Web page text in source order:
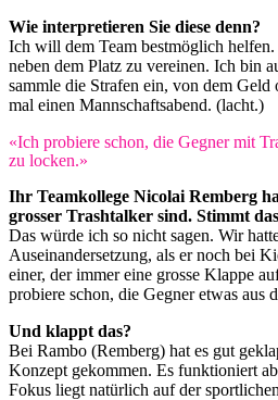
Wie interpretieren Sie diese denn?
Ich will dem Team bestmöglich
neben dem Platz zu vereinen. Ich bin
sammle die Strafen ein, von dem Geld
mal einen Mannschaftsabend. (lacht.)
«Ich probiere schon, die Gegner mit
zu locken.»
Ihr Teamkollege Nicolai Remberg
grosser Trashtalker sind. Stimmt
Das würde ich so nicht sagen. Wir
Auseinandersetzung, als er noch bei
einer, der immer eine grosse Klappe
probiere schon, die Gegner etwas aus
Und klappt das?
Bei Rambo (Remberg) hat es gut
Konzept gekommen. Es funktioniert
Fokus liegt natürlich auf der